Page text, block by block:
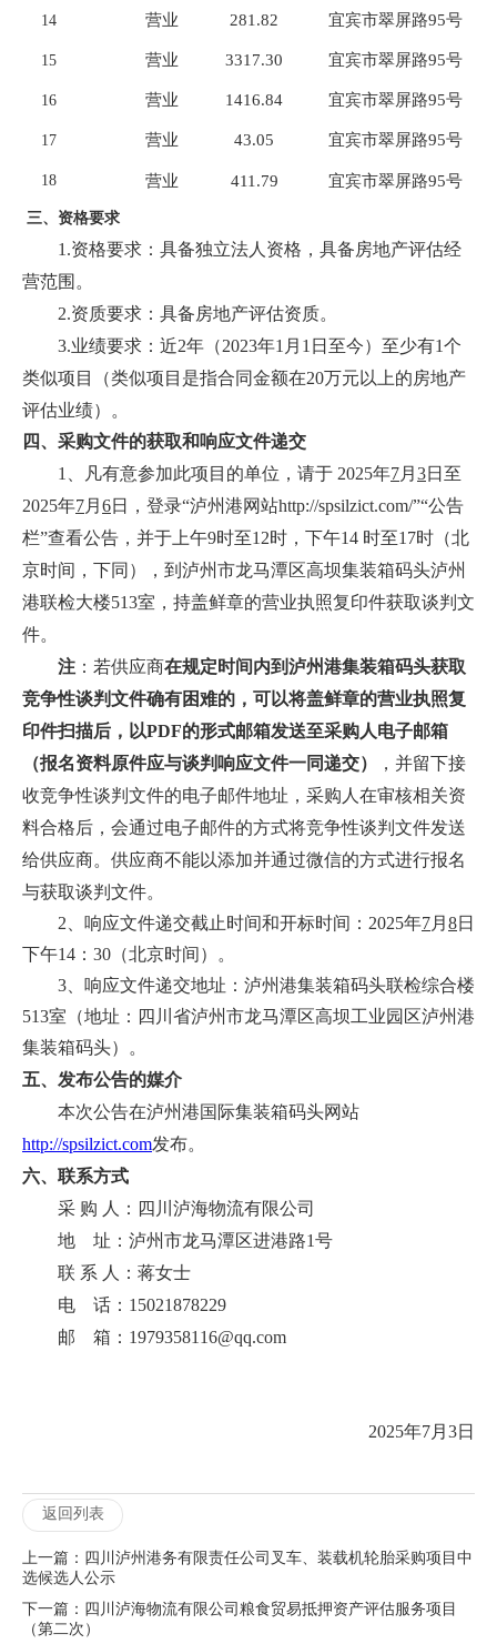
14 营业 281.82 宜宾市翠屏路95号
15 营业 3317.30 宜宾市翠屏路95号
16 营业 1416.84 宜宾市翠屏路95号
17 营业 43.05 宜宾市翠屏路95号
18 营业 411.79 宜宾市翠屏路95号
三、资格要求
1.资格要求：具备独立法人资格，具备房地产评估经
营范围。
2.资质要求：具备房地产评估资质。
3.业绩要求：近2年（2023年1月1日至今）至少有1个
类似项目（类似项目是指合同金额在20万元以上的房地产
评估业绩）。
四、 采购文件的获取和 响应文件递交
1、凡有意参加此项目的单位，请于 2025年7月 3日至
2025年7月 6日，登录“泸州港网站http://spsilzict.com/”“公告
栏”查看公告，并于上午9时至12时，下午14 时至17时（北
京时间，下同），到泸州市龙马潭区高坝集装箱码头泸州
港联检大楼513室，持盖鲜章的营业执照复印件获取谈判文
件。
注 ：若供应商在规定时间内到泸州港集装箱码头获取
竞争性谈判文件确有困难的，可以将盖鲜章的营业执照复
印件扫描后，以PDF的形式邮箱发送至采购人电子邮箱
（报名资料原件应与谈判响应文件一同递交）
，并留下接
收竞争性谈判文件的电子邮件地址，采购人在审核相关资
料合格后，会通过电子邮件的方式将竞争性谈判文件发送
给供应商。供应商不能以添加并通过微信的方式进行报名
与获取谈判文件。
2、响应文件递交截止时间和开标时间：2025年7月 8日
下午14：30（北京时间）。
3、响应文件递交地址：泸州港集装箱码头联检综合楼
513室（地址：四川省泸州市龙马潭区高坝工业园区泸州港
集装箱码头）。
五、发布公告的媒介
本次公告在泸州港国际集装箱码头网站
http://spsilzict.com发布。
六、 联系方式
采 购 人：四川泸海物流有限公司
地 址：泸州市龙马潭区进港路1号
联 系 人：蒋女士
电 话：15021878229
邮 箱：1979358116@qq.com
2025年7月3日
返回列表
上一篇：四川泸州港务有限责任公司叉车、装载机轮胎采购项目中
选候选人公示
下一篇：四川泸海物流有限公司粮食贸易抵押资产评估服务项目
（第二次）